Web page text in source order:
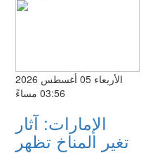
الأربعاء 05 أغسطس 2026
03:56 مساءً
الإمارات: آثار
تغير المناخ تظهر